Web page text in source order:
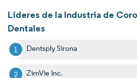
Líderes de la Industria de
Dentales
Dentsply Sirona
ZimVie Inc.